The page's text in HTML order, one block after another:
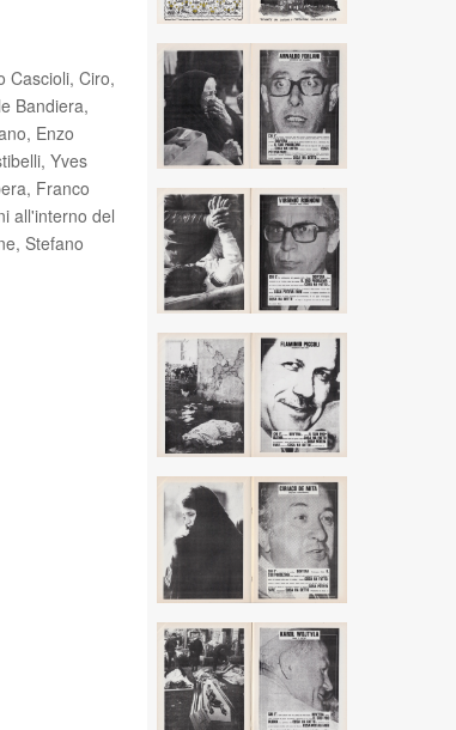
Cascioli, Ciro,
Bandiera,
Enzo
Yves
Franco
all'interno del
Stefano